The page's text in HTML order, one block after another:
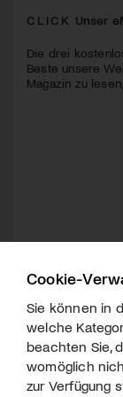
CLICK Unser
Die drei
Beste unsere
Magazin zu
Cookie-
Sie können in
welche
beachten Sie,
womöglich
zur Verfügung